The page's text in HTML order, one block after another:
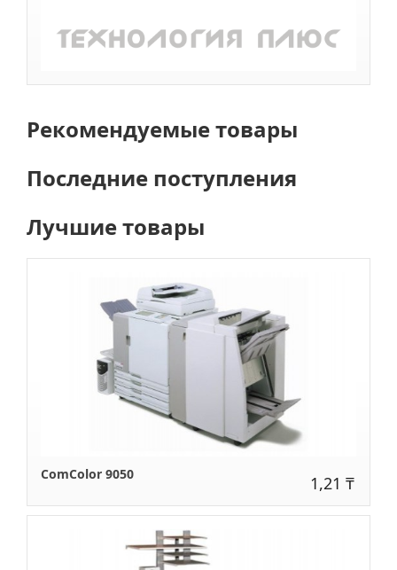
Рекомендуемые товары
Последние поступления
Лучшие товары
ComColor 9050 1,21 ₸